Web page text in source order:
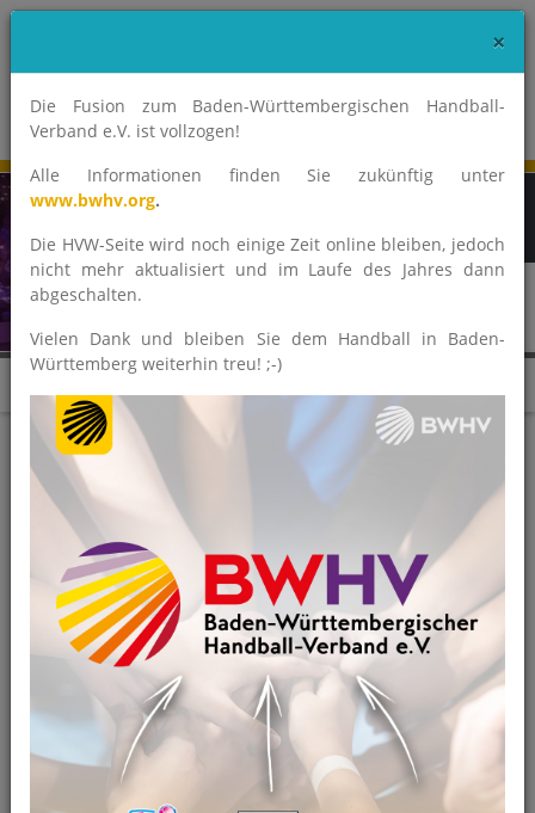
News
×
Die Fusion zum Baden-Württembergischen Handball-
Verband e.V. ist vollzogen!
Alle Informationen finden Sie zukünftig unter
www.bwhv.org.
Die HVW-Seite wird noch einige Zeit online bleiben, jedoch
nicht mehr aktualisiert und im Laufe des Jahres dann
abgeschalten.
Vielen Dank und bleiben Sie dem Handball in Baden-
Württemberg weiterhin treu! ;-)